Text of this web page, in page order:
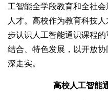
工智能全学段教育和全社
人才。高校作为教育科技
步认识人工智能通识课程
结合、特色发展，以开放
深走实。
高校人工智能